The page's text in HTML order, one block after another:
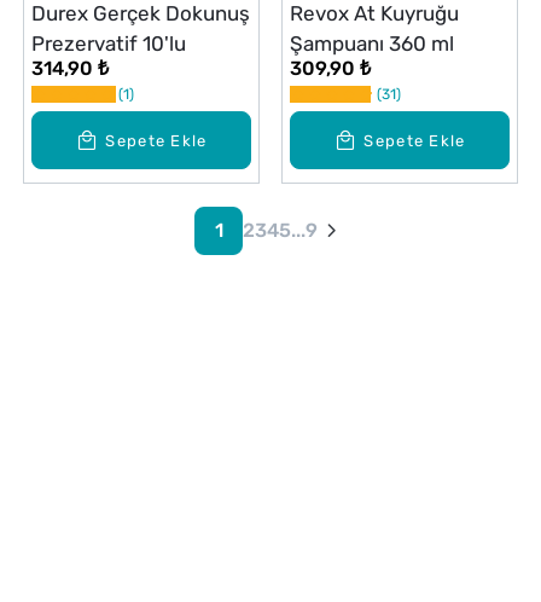
Sepete Ekle
Durex Gerçek Dokunuş
Prezervatif 10'lu
314,90 ₺
1
Sepete Ekle
Revox At Kuyruğu
Şampuanı 360 ml
309,90 ₺
31
1 2345...9